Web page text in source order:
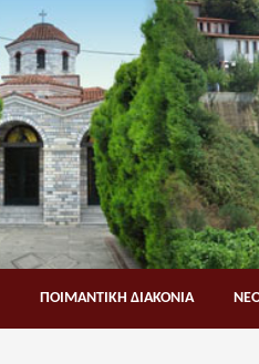
ΠΟΙΜΑΝΤΙΚΗ ΔΙΑΚΟΝΙΑ